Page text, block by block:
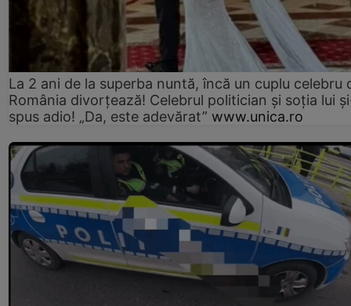
La 2 ani de la superba nuntă, încă un cuplu celebru
România divorțează! Celebrul politician și soția lui
spus adio! „Da, este adevărat” www.unica.ro